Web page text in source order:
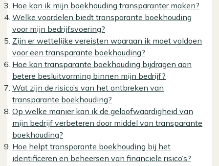
Hoe kan ik mijn boekhouding transparanter maken?
Welke voordelen biedt transparante boekhouding
voor mijn bedrijfsvoering?
Zijn er wettelijke vereisten waaraan ik moet voldoen
voor een transparante boekhouding?
Hoe kan transparante boekhouding bijdragen aan
betere besluitvorming binnen mijn bedrijf?
Wat zijn de risico’s van het ontbreken van
transparante boekhouding?
Op welke manier kan ik de geloofwaardigheid van
mijn bedrijf verbeteren door middel van transparante
boekhouding?
Hoe helpt transparante boekhouding bij het
identificeren en beheersen van financiële risico’s?